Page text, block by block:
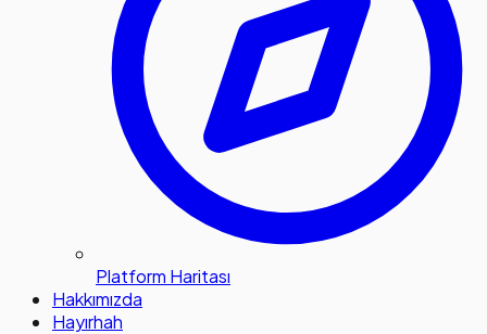
Platform Haritası
Hakkımızda
Hayırhah